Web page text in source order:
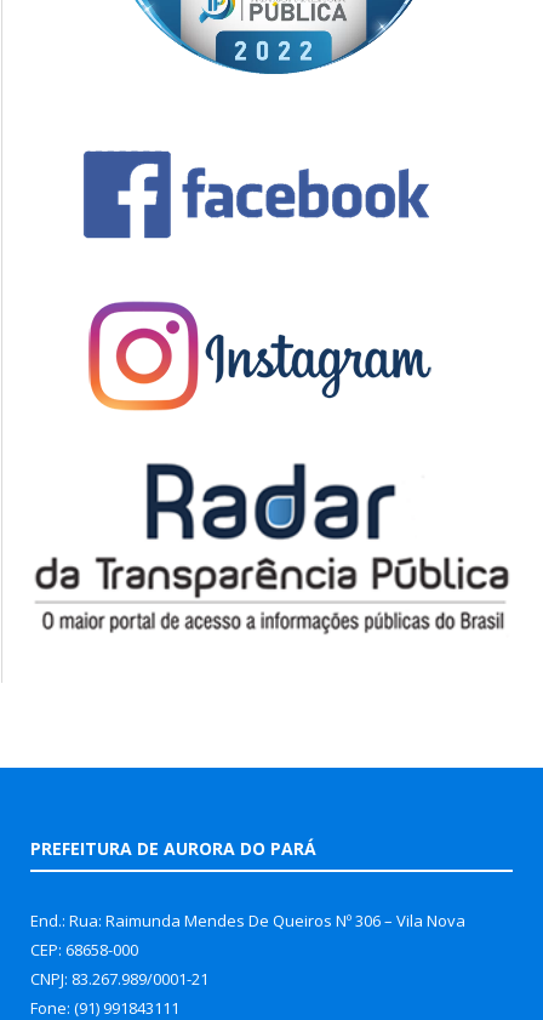
PREFEITURA DE AURORA DO PARÁ
End.: Rua: Raimunda Mendes De Queiros Nº 306 – Vila Nova
CEP: 68658-000
CNPJ: 83.267.989/0001-21
Fone: (91) 991843111